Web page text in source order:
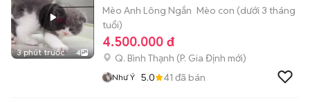
3 phút trước 4
Mèo Anh Lông Ngắn Mèo con (dưới 3 tháng
tuổi)
4.500.000 đ
Q. Bình Thạnh (P. Gia Định mới)
Như Ý 5.0 41 đã bán